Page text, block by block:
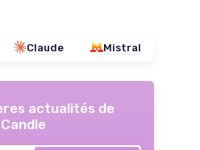
Claude Mistral
actualités de